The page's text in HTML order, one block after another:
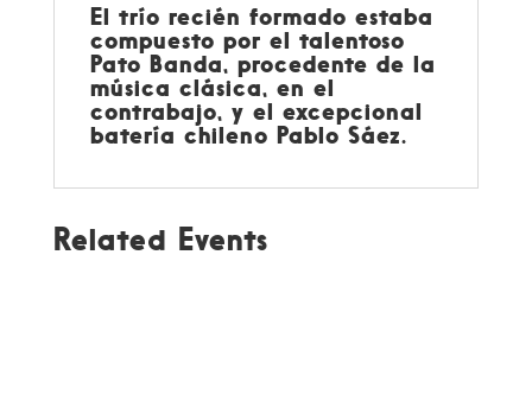
El trío recién formado estaba
compuesto por el talentoso
Pato Banda, procedente de la
música clásica, en el
contrabajo, y el excepcional
batería chileno Pablo Sáez.
Related Events